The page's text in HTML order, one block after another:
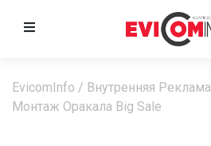
EvicomInfo / Внутренняя Реклама
Монтаж Оракала Big Sale